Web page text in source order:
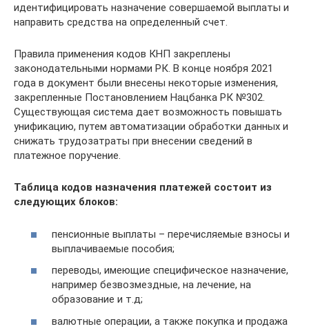
идентифицировать назначение совершаемой выплаты и
направить средства на определенный счет.
Правила применения кодов КНП закреплены
законодательными нормами РК. В конце ноября 2021
года в документ были внесены некоторые изменения,
закрепленные Постановлением Нацбанка РК №302.
Существующая система дает возможность повышать
унификацию, путем автоматизации обработки данных и
снижать трудозатраты при внесении сведений в
платежное поручение.
Таблица кодов назначения платежей состоит из
следующих блоков:
пенсионные выплаты – перечисляемые взносы и
выплачиваемые пособия;
переводы, имеющие специфическое назначение,
например безвозмездные, на лечение, на
образование и т.д;
валютные операции, а также покупка и продажа